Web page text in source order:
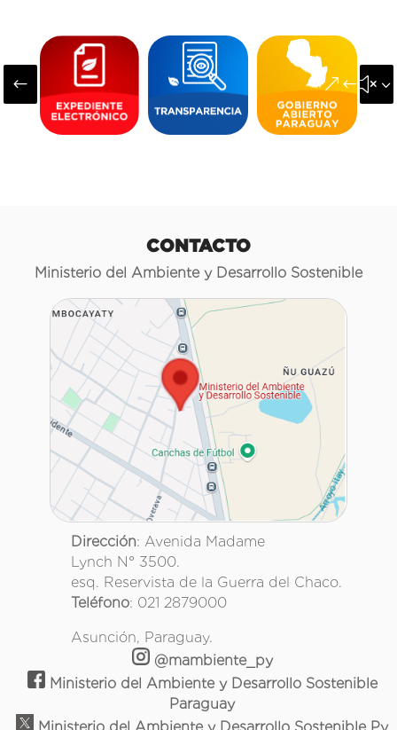
#
CONTACTO
Ministerio del Ambiente y Desarrollo Sostenible
Dirección: Avenida Madame
Lynch N° 3500.
esq. Reservista de la Guerra del Chaco.
Teléfono: 021 2879000
Asunción, Paraguay.
@mambiente_py
Ministerio del Ambiente y Desarrollo Sostenible
Paraguay